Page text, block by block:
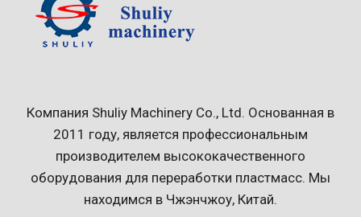
Компания Shuliy Machinery Co., Ltd. Основанная в
2011 году, является профессиональным
производителем высококачественного
оборудования для переработки пластмасс. Мы
находимся в Чжэнчжоу, Китай.